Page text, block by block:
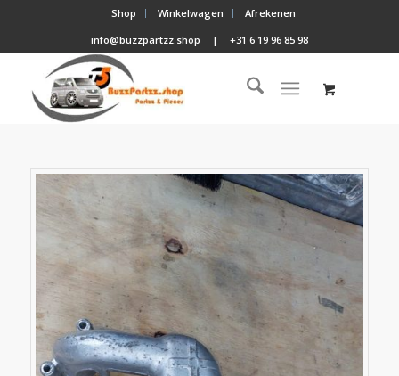
Shop Winkelwagen
Afrekenen
info@buzzpartzz.shop
| +31 6 19 96 85 98